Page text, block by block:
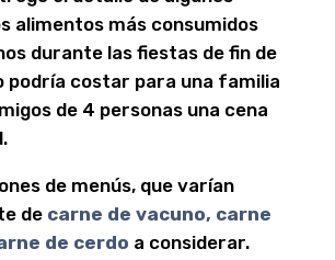
alimentos más consumidos
durante las fiestas de fin de
podría costar para una familia
de 4 personas una cena
de menús, que varían
de carne de vacuno, carne
de cerdo a considerar.